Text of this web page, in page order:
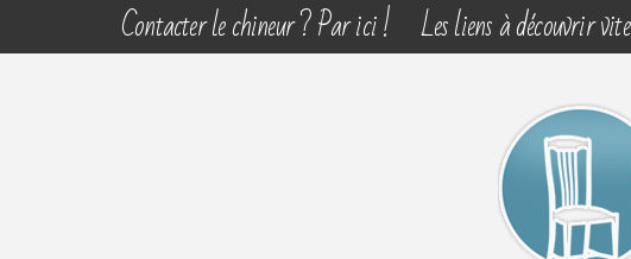
Contacter le chineur ? Par ici ! Les liens à découvrir